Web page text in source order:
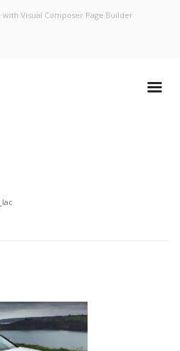
Visual Composer Page Builder